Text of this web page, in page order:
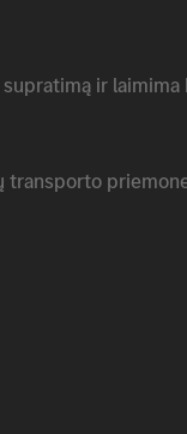
ir
transporto